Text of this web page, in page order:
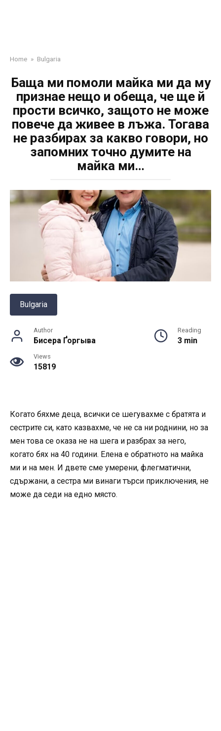
Home » Bulgaria
Баща ми помоли майка ми да му
признае нещо и обеща, че ще й
прости всичко, защото не може
повече да живее в лъжа. Тогава
не разбирах за какво говори, но
запомних точно думите на
майка ми…
Bulgaria
Author
Бисера Ґоргыва
Reading
3 min
Views
15819
Когато бяхме деца, всички се шегувахме с братята и
сестрите си, като казвахме, че не са ни роднини, но за
мен това се оказа не на шега и разбрах за него,
когато бях на 40 години. Елена е обратното на майка
ми и на мен. И двете сме умерени, флегматични,
сдържани, а сестра ми винаги търси приключения, не
може да седи на едно място.